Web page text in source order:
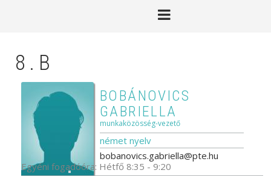
8.B
BOBÁNOVICS
GABRIELLA
munkaközösség-vezető
német nyelv
bobanovics.gabriella@pte.hu
Egyéni fogadóóra: Hétfő 8:35 - 9:20